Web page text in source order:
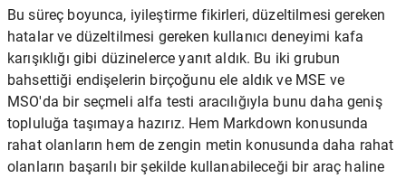
Bu süreç boyunca, iyileştirme fikirleri, düzeltilmesi gereken
hatalar ve düzeltilmesi gereken kullanıcı deneyimi kafa
karışıklığı gibi düzinelerce yanıt aldık. Bu iki grubun
bahsettiği endişelerin birçoğunu ele aldık ve MSE ve
MSO'da bir seçmeli alfa testi aracılığıyla bunu daha geniş
topluluğa taşımaya hazırız. Hem Markdown konusunda
rahat olanların hem de zengin metin konusunda daha rahat
olanların başarılı bir şekilde kullanabileceği bir araç haline